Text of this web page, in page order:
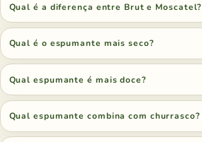
Qual é a diferença entre Brut e Moscatel?
Qual é o espumante mais seco?
Qual espumante é mais doce?
Qual espumante combina com churrasco?